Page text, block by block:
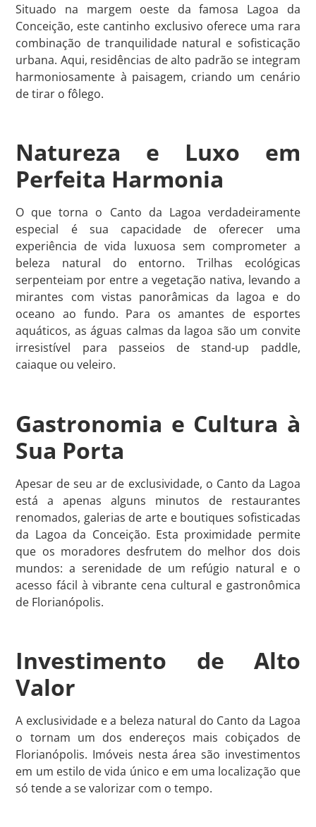
Situado na margem oeste da famosa Lagoa da
Conceição, este cantinho exclusivo oferece uma rara
combinação de tranquilidade natural e sofisticação
urbana. Aqui, residências de alto padrão se integram
harmoniosamente à paisagem, criando um cenário
de tirar o fôlego.
Natureza e Luxo em
Perfeita Harmonia
O que torna o Canto da Lagoa verdadeiramente
especial é sua capacidade de oferecer uma
experiência de vida luxuosa sem comprometer a
beleza natural do entorno. Trilhas ecológicas
serpenteiam por entre a vegetação nativa, levando a
mirantes com vistas panorâmicas da lagoa e do
oceano ao fundo. Para os amantes de esportes
aquáticos, as águas calmas da lagoa são um convite
irresistível para passeios de stand-up paddle,
caiaque ou veleiro.
Gastronomia e Cultura à
Sua Porta
Apesar de seu ar de exclusividade, o Canto da Lagoa
está a apenas alguns minutos de restaurantes
renomados, galerias de arte e boutiques sofisticadas
da Lagoa da Conceição. Esta proximidade permite
que os moradores desfrutem do melhor dos dois
mundos: a serenidade de um refúgio natural e o
acesso fácil à vibrante cena cultural e gastronômica
de Florianópolis.
Investimento de Alto
Valor
A exclusividade e a beleza natural do Canto da Lagoa
o tornam um dos endereços mais cobiçados de
Florianópolis. Imóveis nesta área são investimentos
em um estilo de vida único e em uma localização que
só tende a se valorizar com o tempo.